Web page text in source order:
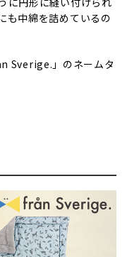
も中綿を詰めているの
Sverige.」のネームタ